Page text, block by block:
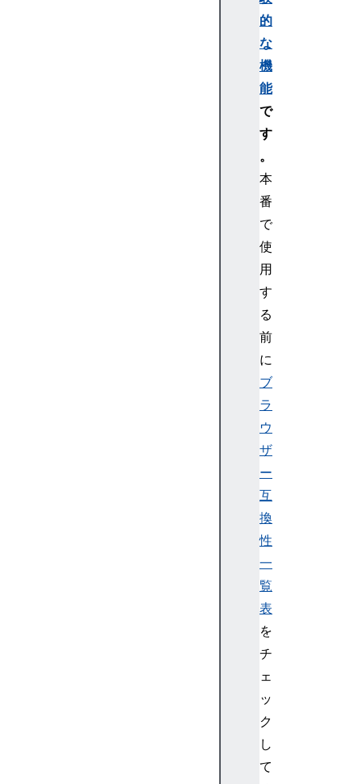
的
な
機
能
で
す
。
本
番
で
使
用
す
る
前
に
ブ
ラ
ウ
ザ
ー
互
換
性
一
覧
表
を
チ
ェ
ッ
ク
し
て